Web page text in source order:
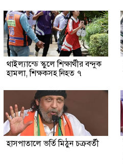
থাইল্যান্ডে স্কুলে শিক্ষার্থীর বন্দুক
হামলা, শিক্ষকসহ নিহত ৭
হাসপাতালে ভর্তি মিঠুন চক্রবর্তী